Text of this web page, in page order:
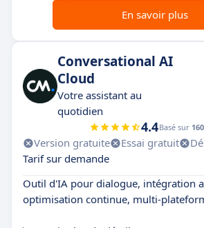
En savoir plus
Conversational AI
Cloud
Votre assistant au
quotidien
4.4Basé sur
Version gratuite Essai gratuit
Tarif sur demande
Outil d'IA pour dialogue, intégration
optimisation continue, multi-